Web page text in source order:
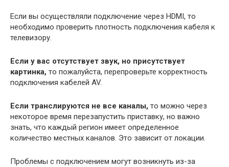
Если вы осуществляли подключение через HDMI, то
необходимо проверить плотность подключения кабеля к
телевизору.
Если у вас отсутствует звук, но присутствует
картинка, то пожалуйста, перепроверьте корректность
подключения кабелей AV.
Если транслируются не все каналы, то можно через
некоторое время перезапустить приставку, но важно
знать, что каждый регион имеет определенное
количество местных каналов. Это зависит от локации.
Проблемы с подключением могут возникнуть из-за